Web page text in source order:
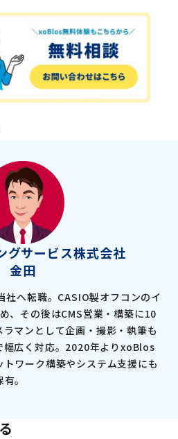
グサービス株式会社
金田
へ転職。CASIO製オフコンのイ
、その後はCMS営業・構築に10
マンとして企画・撮影・執筆も
幅広く対応。2020年よりxoBlos
ワーク構築やシステム支援にも
。